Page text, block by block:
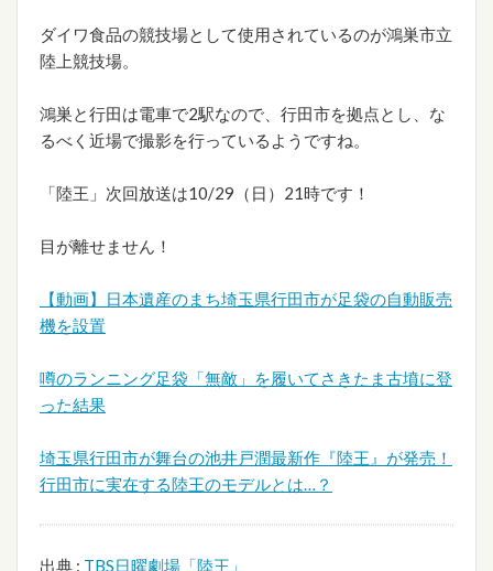
ダイワ食品の競技場として使用されているのが鴻巣市立
陸上競技場。
鴻巣と行田は電車で2駅なので、行田市を拠点とし、な
るべく近場で撮影を行っているようですね。
「陸王」次回放送は10/29（日）21時です！
目が離せません！
【動画】日本遺産のまち埼玉県行田市が足袋の自動販売
機を設置
噂のランニング足袋「無敵」を履いてさきたま古墳に登
った結果
埼玉県行田市が舞台の池井戸潤最新作『陸王』が発売！
行田市に実在する陸王のモデルとは…？
出典 : TBS日曜劇場「陸王」